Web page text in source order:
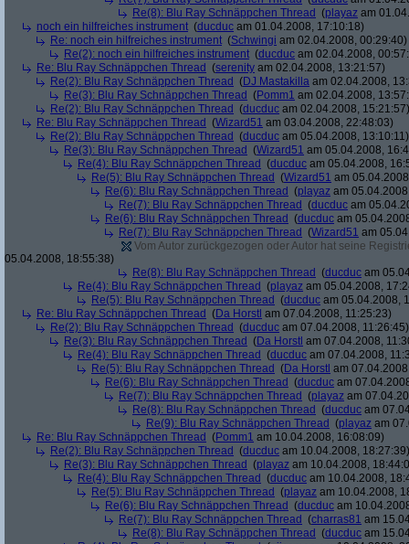
Re(8): Blu Ray Schnäppchen Thread (playaz am
noch ein hilfreiches instrument (ducduc am 01.04.2008, 17:10:18)
Re: noch ein hilfreiches instrument (Schwingi am 02.04.2008, 00:29:40)
Re(2): noch ein hilfreiches instrument (ducduc am 02.04.2008,
Re: Blu Ray Schnäppchen Thread (serenity am 02.04.2008, 13:21:57)
Re(2): Blu Ray Schnäppchen Thread (DJ Mastakilla am 02.04.2008,
Re(3): Blu Ray Schnäppchen Thread (Pomm1 am 02.04.2008,
Re(2): Blu Ray Schnäppchen Thread (ducduc am 02.04.2008, 15:21:57)
Re: Blu Ray Schnäppchen Thread (Wizard51 am 03.04.2008, 22:48:03)
Re(2): Blu Ray Schnäppchen Thread (ducduc am 05.04.2008, 13:10:11)
Re(3): Blu Ray Schnäppchen Thread (Wizard51 am 05.04.2008,
Re(4): Blu Ray Schnäppchen Thread (ducduc am 05.04.2008,
Re(5): Blu Ray Schnäppchen Thread (Wizard51 am
Re(6): Blu Ray Schnäppchen Thread (playaz am
Re(7): Blu Ray Schnäppchen Thread (ducduc am
Re(6): Blu Ray Schnäppchen Thread (ducduc am
Re(7): Blu Ray Schnäppchen Thread (Wizard51 am
Vom Autor zurückgezogen oder Autor hat seine
05.04.2008, 18:55:38)
Re(8): Blu Ray Schnäppchen Thread (ducduc am
Re(4): Blu Ray Schnäppchen Thread (playaz am 05.04.2008,
Re(5): Blu Ray Schnäppchen Thread (ducduc am 05.04.2008,
Re: Blu Ray Schnäppchen Thread (Da Horstl am 07.04.2008, 11:25:23)
Re(2): Blu Ray Schnäppchen Thread (ducduc am 07.04.2008, 11:26:45)
Re(3): Blu Ray Schnäppchen Thread (Da Horstl am 07.04.2008,
Re(4): Blu Ray Schnäppchen Thread (ducduc am 07.04.2008,
Re(5): Blu Ray Schnäppchen Thread (Da Horstl am
Re(6): Blu Ray Schnäppchen Thread (ducduc am
Re(7): Blu Ray Schnäppchen Thread (playaz am
Re(8): Blu Ray Schnäppchen Thread (ducduc am
Re(9): Blu Ray Schnäppchen Thread (playaz am
Re: Blu Ray Schnäppchen Thread (Pomm1 am 10.04.2008, 16:08:09)
Re(2): Blu Ray Schnäppchen Thread (ducduc am 10.04.2008, 18:27:39)
Re(3): Blu Ray Schnäppchen Thread (playaz am 10.04.2008,
Re(4): Blu Ray Schnäppchen Thread (ducduc am 10.04.2008,
Re(5): Blu Ray Schnäppchen Thread (playaz am 10.04.2008,
Re(6): Blu Ray Schnäppchen Thread (ducduc am
Re(7): Blu Ray Schnäppchen Thread (charras81 am
Re(8): Blu Ray Schnäppchen Thread (ducduc am